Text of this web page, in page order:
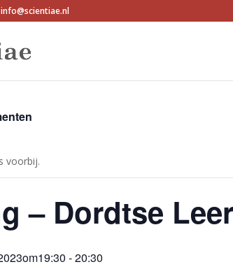
info@scientiae.nl
voorbij.
– Dordtse
-20:30